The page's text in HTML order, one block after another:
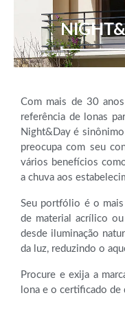
Com mais de 30
referência de lonas
Night&Day é
preocupa com seu
vários benefícios
a chuva aos
Seu portfólio é o
de material acrílico
desde iluminação
da luz, reduzindo o
Procure e exija a
lona e o certificado de